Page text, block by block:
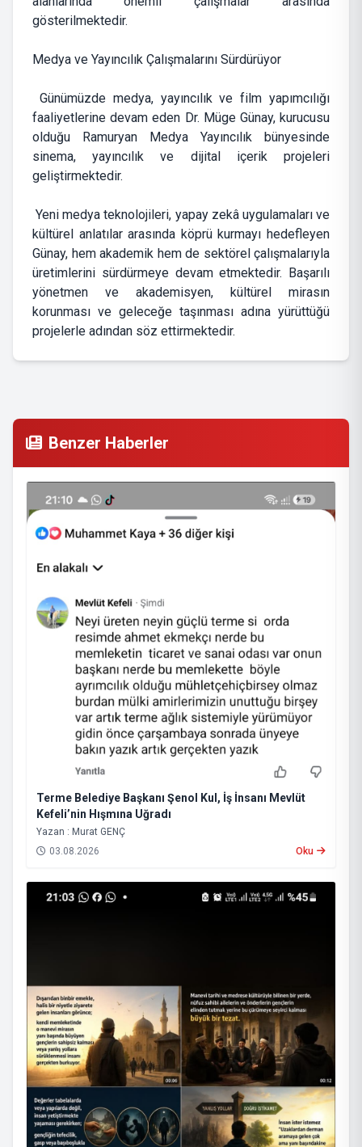
gösterilmektedir.
Medya ve Yayıncılık Çalışmalarını Sürdürüyor
Günümüzde medya, yayıncılık ve film yapımcılığı
faaliyetlerine devam eden Dr. Müge Günay, kurucusu
olduğu Ramuryan Medya Yayıncılık bünyesinde
sinema, yayıncılık ve dijital içerik projeleri
geliştirmektedir.
Yeni medya teknolojileri, yapay zekâ uygulamaları ve
kültürel anlatılar arasında köprü kurmayı hedefleyen
Günay, hem akademik hem de sektörel çalışmalarıyla
üretimlerini sürdürmeye devam etmektedir. Başarılı
yönetmen ve akademisyen, kültürel mirasın
korunması ve geleceğe taşınması adına yürüttüğü
projelerle adından söz ettirmektedir.
Benzer Haberler
Terme Belediye Başkanı Şenol Kul, İş İnsanı Mevlüt
Kefeli’nin Hışmına Uğradı
Yazan : Murat GENÇ
03.08.2026
Oku